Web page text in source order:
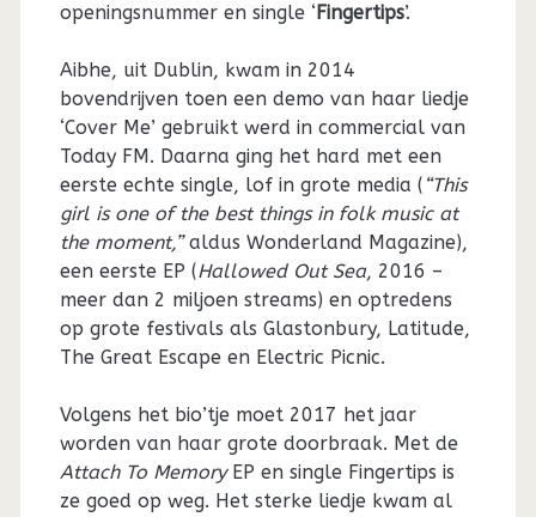
openingsnummer en single ‘ Fingertips’.
Aibhe, uit Dublin, kwam in 2014
bovendrijven toen een demo van haar liedje
‘Cover Me’ gebruikt werd in commercial van
Today FM. Daarna ging het hard met een
eerste echte single, lof in grote media ( “This
girl is one of the best things in folk music at
the moment,”aldus Wonderland Magazine),
een eerste EP (Hallowed Out Sea, 2016 –
meer dan 2 miljoen streams) en optredens
op grote festivals als Glastonbury, Latitude,
The Great Escape en Electric Picnic.
Volgens het bio’tje moet 2017 het jaar
worden van haar grote doorbraak. Met de
Attach To MemoryEP en single Fingertips is
ze goed op weg. Het sterke liedje kwam al